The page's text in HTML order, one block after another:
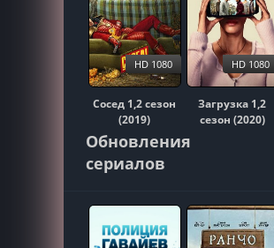
Сосед 1,2 сезон
(2019)
HD 1080
Загрузка 1,2
сезон (2020)
HD 1080
Обновления
сериалов